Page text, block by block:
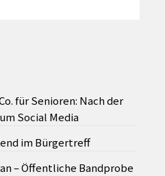
für Senioren: Nach der
Social Media
im Bürgertreff
– Öffentliche Bandprobe